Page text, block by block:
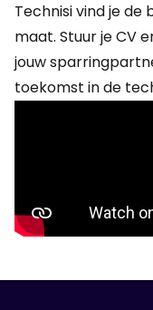
Technisi vind je
maat. Stuur je CV
jouw
toekomst in de